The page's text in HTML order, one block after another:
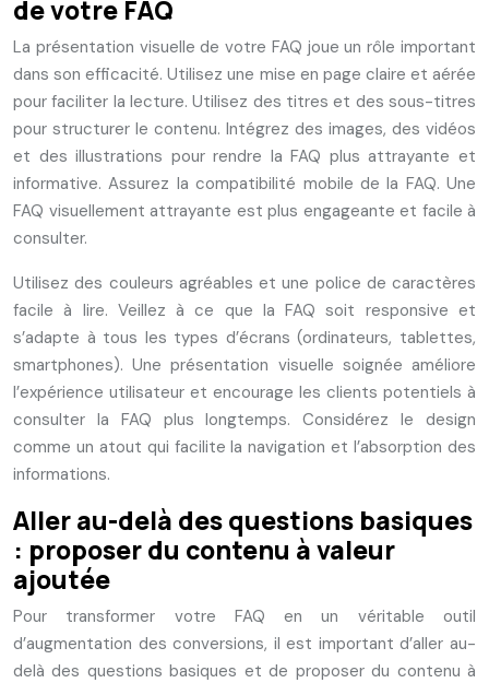
de votre FAQ
La présentation visuelle de votre FAQ joue un rôle important
dans son efficacité. Utilisez une mise en page claire et aérée
pour faciliter la lecture. Utilisez des titres et des sous-titres
pour structurer le contenu. Intégrez des images, des vidéos
et des illustrations pour rendre la FAQ plus attrayante et
informative. Assurez la compatibilité mobile de la FAQ. Une
FAQ visuellement attrayante est plus engageante et facile à
consulter.
Utilisez des couleurs agréables et une police de caractères
facile à lire. Veillez à ce que la FAQ soit responsive et
s’adapte à tous les types d’écrans (ordinateurs, tablettes,
smartphones). Une présentation visuelle soignée améliore
l’expérience utilisateur et encourage les clients potentiels à
consulter la FAQ plus longtemps. Considérez le design
comme un atout qui facilite la navigation et l’absorption des
informations.
Aller au-delà des questions basiques
: proposer du contenu à valeur
ajoutée
Pour transformer votre FAQ en un véritable outil
d’augmentation des conversions, il est important d’aller au-
delà des questions basiques et de proposer du contenu à